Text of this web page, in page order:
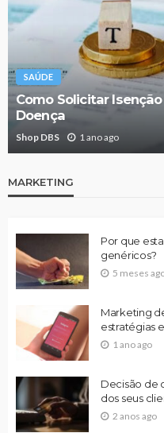
SAÚDE
Como Solicitar
Doença
Shop DBS 1 ano ago
MARKETING
Por que
genéricos?
5 meses
Marketing
estratégias
1 ano ago
Decisão de
dos seus
2 anos ago